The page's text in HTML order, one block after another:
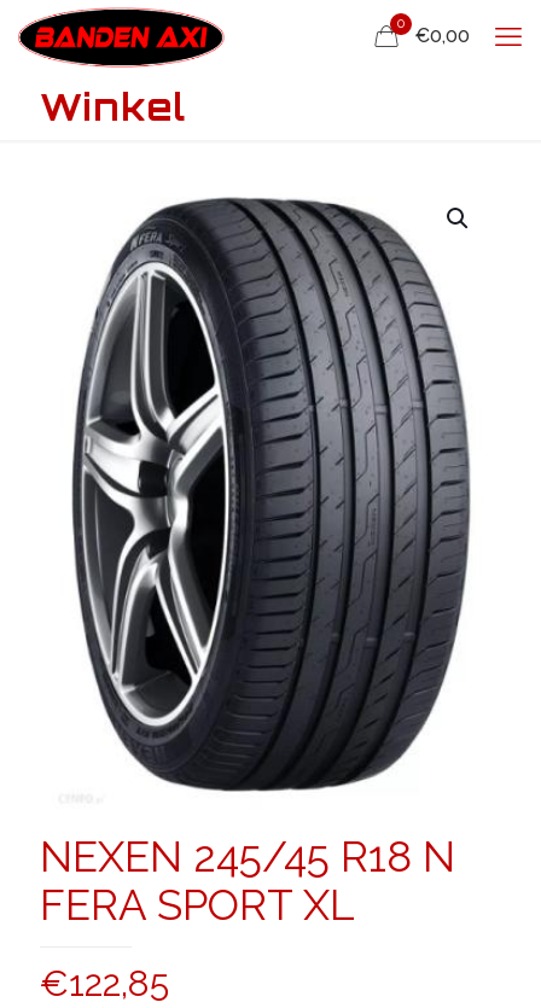
0
€0,00
Winkel
NEXEN 245/45 R18 N
FERA SPORT XL
€122,85